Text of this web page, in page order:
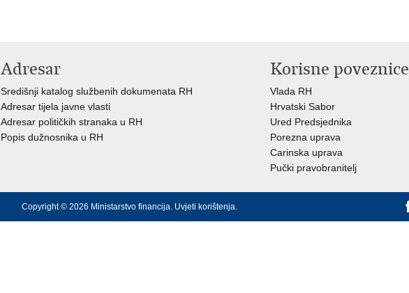
Adresar
Središnji katalog službenih dokumenata RH
Adresar tijela javne vlasti
Adresar političkih stranaka u RH
Popis dužnosnika u RH
Korisne poveznice
Vlada RH
Hrvatski Sabor
Ured Predsjednika
Porezna uprava
Carinska uprava
Pučki pravobranitelj
Copyright © 2026 Ministarstvo financija. Uvjeti korištenja.